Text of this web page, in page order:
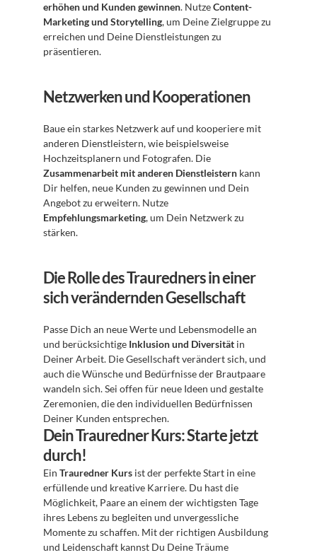
erhöhen und Kunden gewinnen. Nutze Content-
Marketing und Storytelling, um Deine Zielgruppe zu
erreichen und Deine Dienstleistungen zu
präsentieren.
Netzwerken und Kooperationen
Baue ein starkes Netzwerk auf und kooperiere mit
anderen Dienstleistern, wie beispielsweise
Zusammenarbeit mit anderen Dienstleistern kann
Dir helfen, neue Kunden zu gewinnen und Dein
Empfehlungsmarketing, um Dein Netzwerk zu
stärken.
Die Rolle des Trauredners in einer
sich verändernden Gesellschaft
Passe Dich an neue Werte und Lebensmodelle an
und berücksichtige Inklusion und Diversität in
Deiner Arbeit. Die Gesellschaft verändert sich, und
auch die Wünsche und Bedürfnisse der Brautpaare
wandeln sich. Sei offen für neue Ideen und gestalte
Zeremonien, die den individuellen Bedürfnissen
Deiner Kunden entsprechen.
Dein Trauredner Kurs: Starte jetzt
durch!
Ein Trauredner Kurs ist der perfekte Start in eine
erfüllende und kreative Karriere. Du hast die
Möglichkeit, Paare an einem der wichtigsten Tage
ihres Lebens zu begleiten und unvergessliche
Momente zu schaffen. Mit der richtigen Ausbildung
und Leidenschaft kannst Du Deine Träume